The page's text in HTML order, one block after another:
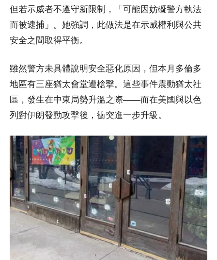
但若示威者不遵守新限制，「可能因妨礙警方執法
而被逮捕」。她強調，此做法是在示威權利與公共
安全之間取得平衡。
雖然警方未具體說明安全惡化原因，但本月多倫多
地區有三座猶太會堂遭槍擊。這些事件震動猶太社
區，發生在中東局勢升溫之際——而在美國與以色
列對伊朗發動攻擊後，衝突進一步升級。